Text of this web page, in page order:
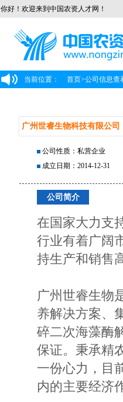
你好！欢迎来到中国农资人才网！
当前位置： 首页>公司信息查
广州世睿生物科技有限公司
公司性质：私营企
成立日期：2014-
公司简介
在国家大力支
行业有着广阔
持生产和销售
广州世睿生物
养解决方案、
碎二次海藻酶
保证。秉承精
一份心力，目
内的主要经济